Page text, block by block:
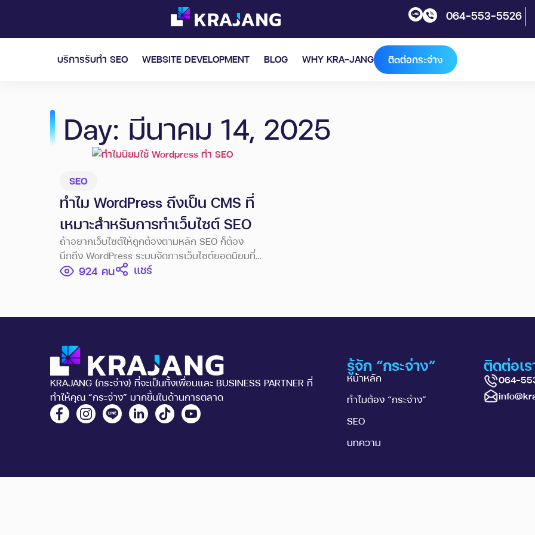
064-553-5526
บริการรับทำ SEO WEBSITE DEVELOPMENT BLOG WHY KRA-JANG ติดต่อกระจ่าง
Day: มีนาคม 14, 2025
SEO
ทำไม WordPress ถึงเป็น CMS ที่
เหมาะสำหรับการทำเว็บไซต์ SEO
ถ้าอยากเว็บไซต์ให้ถูกต้องตามหลัก SEO ก็ต้อง
นึกถึง WordPress ระบบจัดการเว็บไซต์ยอดนิยมที่
คนใช้กันทั่วโลก อะไรทำให้ WordPress เหมาะกับการ
924 แชร์
KRAJANG (กระจ่าง) ที่จะเป็นทั้งเพื่อนและ BUSINESS PARTNER ที่
ทำให้คุณ “กระจ่าง” มากขึ้นในด้านการตลาด
รู้จัก “กระจ่าง”
หน้าหลัก
ทำไมต้อง “กระจ่าง”
SEO
บทความ
ติดต่อเร
064-